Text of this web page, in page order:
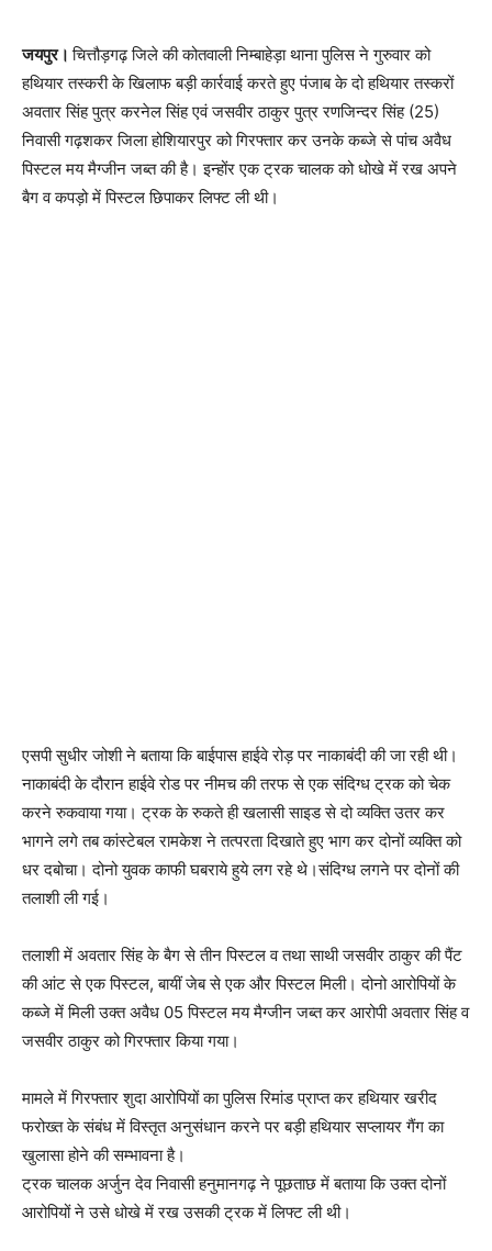
जयपुर।चित्तौड़गढ़ जिले की कोतवाली निम्बाहेड़ा थाना पुलिस ने गुरुवार को
हथियार तस्करी के खिलाफ बड़ी कार्रवाई करते हुए पंजाब के दो हथियार तस्करों
अवतार सिंह पुत्र करनेल सिंह एवं जसवीर ठाकुर पुत्र रणजिन्दर सिंह (25)
निवासी गढ़शकर जिला होशियारपुर को गिरफ्तार कर उनके कब्जे से पांच अवैध
पिस्टल मय मैग्जीन जब्त की है। इन्होंर एक ट्रक चालक को धोखे में रख अपने
बैग व कपड़ो में पिस्टल छिपाकर लिफ्ट ली थी।
एसपी सुधीर जोशी ने बताया कि बाईपास हाईवे रोड़ पर नाकाबंदी की जा रही थी।
नाकाबंदी के दौरान हाईवे रोड पर नीमच की तरफ से एक संदिग्ध ट्रक को चेक
करने रुकवाया गया। ट्रक के रुकते ही खलासी साइड से दो व्यक्ति उतर कर
भागने लगे तब कांस्टेबल रामकेश ने तत्परता दिखाते हुए भाग कर दोनों व्यक्ति को
धर दबोचा। दोनो युवक काफी घबराये हुये लग रहे थे।संदिग्ध लगने पर दोनों की
तलाशी ली गई।
तलाशी में अवतार सिंह के बैग से तीन पिस्टल व तथा साथी जसवीर ठाकुर की पैंट
की आंट से एक पिस्टल, बायीं जेब से एक और पिस्टल मिली। दोनो आरोपियों के
कब्जे में मिली उक्त अवैध 05 पिस्टल मय मैग्जीन जब्त कर आरोपी अवतार सिंह व
जसवीर ठाकुर को गिरफ्तार किया गया।
मामले में गिरफ्तार शुदा आरोपियों का पुलिस रिमांड प्राप्त कर हथियार खरीद
फरोख्त के संबंध में विस्तृत अनुसंधान करने पर बड़ी हथियार सप्लायर गैंग का
खुलासा होने की सम्भावना है।
ट्रक चालक अर्जुन देव निवासी हनुमानगढ़ ने पूछताछ में बताया कि उक्त दोनों
आरोपियों ने उसे धोखे में रख उसकी ट्रक में लिफ्ट ली थी।